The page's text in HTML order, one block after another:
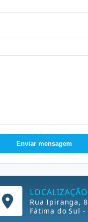
Enviar mensagem
LOCALIZAÇÃO
Rua Ipiranga,
Fátima do Sul -